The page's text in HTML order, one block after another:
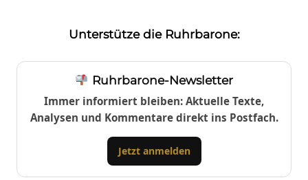
Unterstütze die Ruhrbarone:
Ruhrbarone-Newsletter
Immer informiert bleiben: Aktuelle Texte,
Analysen und Kommentare direkt ins Postfach.
Jetzt anmelden